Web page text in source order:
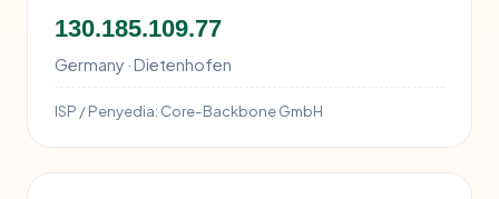
130.185.109.77
Germany · Dietenhofen
ISP / Penyedia: Core-Backbone GmbH